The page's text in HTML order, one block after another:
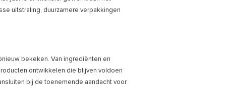
uitstraling, duurzamere verpakkingen
bekeken. Van ingrediënten en
ontwikkelen die blijven voldoen
bij de toenemende aandacht voor